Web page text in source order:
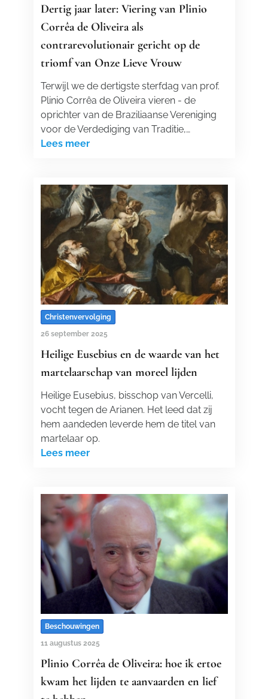
Dertig jaar later: Viering van Plinio
Corrêa de Oliveira als
contrarevolutionair gericht op de
triomf van Onze Lieve Vrouw
Terwijl we de dertigste sterfdag van prof.
Plinio Corrêa de Oliveira vieren - de
oprichter van de Braziliaanse Vereniging
voor de Verdediging van Traditie,…
Lees meer
Christenvervolging
26 september 2025
Heilige Eusebius en de waarde van het
martelaarschap van moreel lijden
Heilige Eusebius, bisschop van Vercelli,
vocht tegen de Arianen. Het leed dat zij
hem aandeden leverde hem de titel van
martelaar op.
Lees meer
Beschouwingen
11 augustus 2025
Plinio Corrêa de Oliveira: hoe ik ertoe
kwam het lijden te aanvaarden en lief